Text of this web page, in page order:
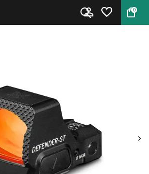
0
VORTEX Red Dot Defender ST 3 M...